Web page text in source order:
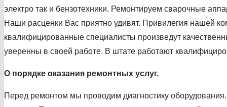
электро так и бензотехники. Ремонтируем сварочные
Наши расценки Вас приятно удивят. Привилегия нашей
квалифицированные специалисты произведут
уверенны в своей работе. В штате работают
О порядке оказания ремонтных услуг.
Перед ремонтом мы проводим диагностику